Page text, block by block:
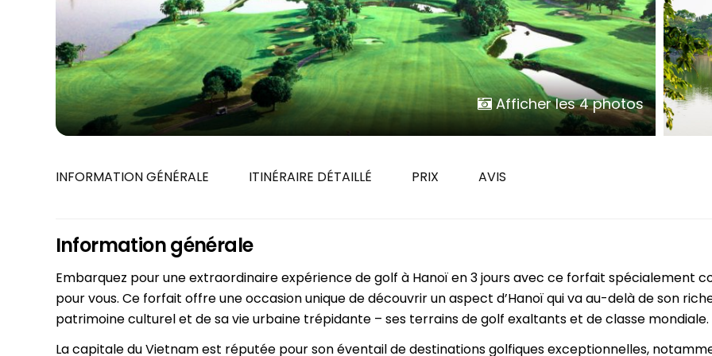
Juillet
Août
Octobre
Novembre
CIRCUITS VIETNAM PAR DURÉE
7 jours 8 jours
10 jours
11 jours
16 jours
Siem Reap
Yangon
Vientiane
Luang Prabang
Phu Tho
Cuc Phuong
Hue
Hoi An
Cu Chi
Da Lat
Can Tho
Marché flottant Cai Rang
Cat Tien
Dien Bien Phu
Nha Trang
Phong Nha Ke Bang
Afficher les 4 photos
INFORMATION GÉNÉRALE ITINÉRAIRE DÉTAILLÉ PRIX AVIS
Information générale
Embarquez pour une extraordinaire expérience de golf à Hanoï en 3 jours avec ce forfait spécialement
pour vous. Ce forfait offre une occasion unique de découvrir un aspect d’Hanoï qui va au-delà de son
patrimoine culturel et de sa vie urbaine trépidante – ses terrains de golf exaltants et de classe mondiale.
La capitale du Vietnam est réputée pour son éventail de destinations golfiques exceptionnelles,